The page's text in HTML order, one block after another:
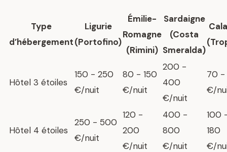
Type
d’hébergement
Ligurie
(Portofino)
Émilie-
Romagne
(Rimini)
Sardaigne
(Costa
Smeralda)
Hôtel 3 étoiles
150 - 250
€/nuit
80 - 150
€/nuit
200 -
400
€/nuit
70 -
€/
Hôtel 4 étoiles
250 - 500
€/nuit
120 -
200
€/nuit
400 -
800
€/nuit
100
180
€/